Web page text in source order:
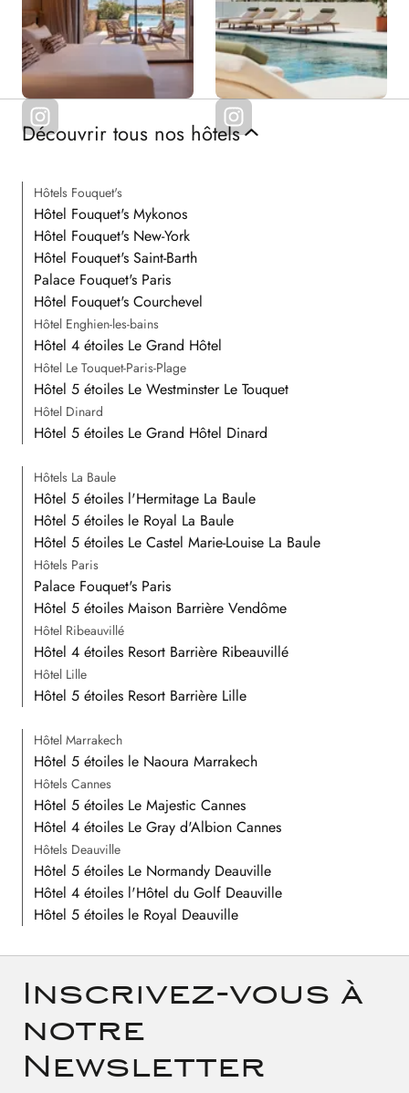
Découvrir tous nos hôtels
Hôtels Fouquet's
Hôtel Fouquet's Mykonos
Hôtel Fouquet's New-York
Hôtel Fouquet's Saint-Barth
Palace Fouquet's Paris
Hôtel Fouquet's Courchevel
Hôtel Enghien-les-bains
Hôtel 4 étoiles Le Grand Hôtel
Hôtel Le Touquet-Paris-Plage
Hôtel 5 étoiles Le Westminster Le Touquet
Hôtel Dinard
Hôtel 5 étoiles Le Grand Hôtel Dinard
Hôtels La Baule
Hôtel 5 étoiles l'Hermitage La Baule
Hôtel 5 étoiles le Royal La Baule
Hôtel 5 étoiles Le Castel Marie-Louise La Baule
Hôtels Paris
Palace Fouquet's Paris
Hôtel 5 étoiles Maison Barrière Vendôme
Hôtel Ribeauvillé
Hôtel 4 étoiles Resort Barrière Ribeauvillé
Hôtel Lille
Hôtel 5 étoiles Resort Barrière Lille
Hôtel Marrakech
Hôtel 5 étoiles le Naoura Marrakech
Hôtels Cannes
Hôtel 5 étoiles Le Majestic Cannes
Hôtel 4 étoiles Le Gray d'Albion Cannes
Hôtels Deauville
Hôtel 5 étoiles Le Normandy Deauville
Hôtel 4 étoiles l'Hôtel du Golf Deauville
Hôtel 5 étoiles le Royal Deauville
Inscrivez-vous à
notre
Newsletter